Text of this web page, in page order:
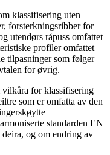
klassifisering uten
forsterkningsribber for
utendørs råpuss omfattet
profiler omfattet
tilpasninger som følger
for øvrig.
for klassifisering
som er omfatta av den
standarden EN
og om endring av